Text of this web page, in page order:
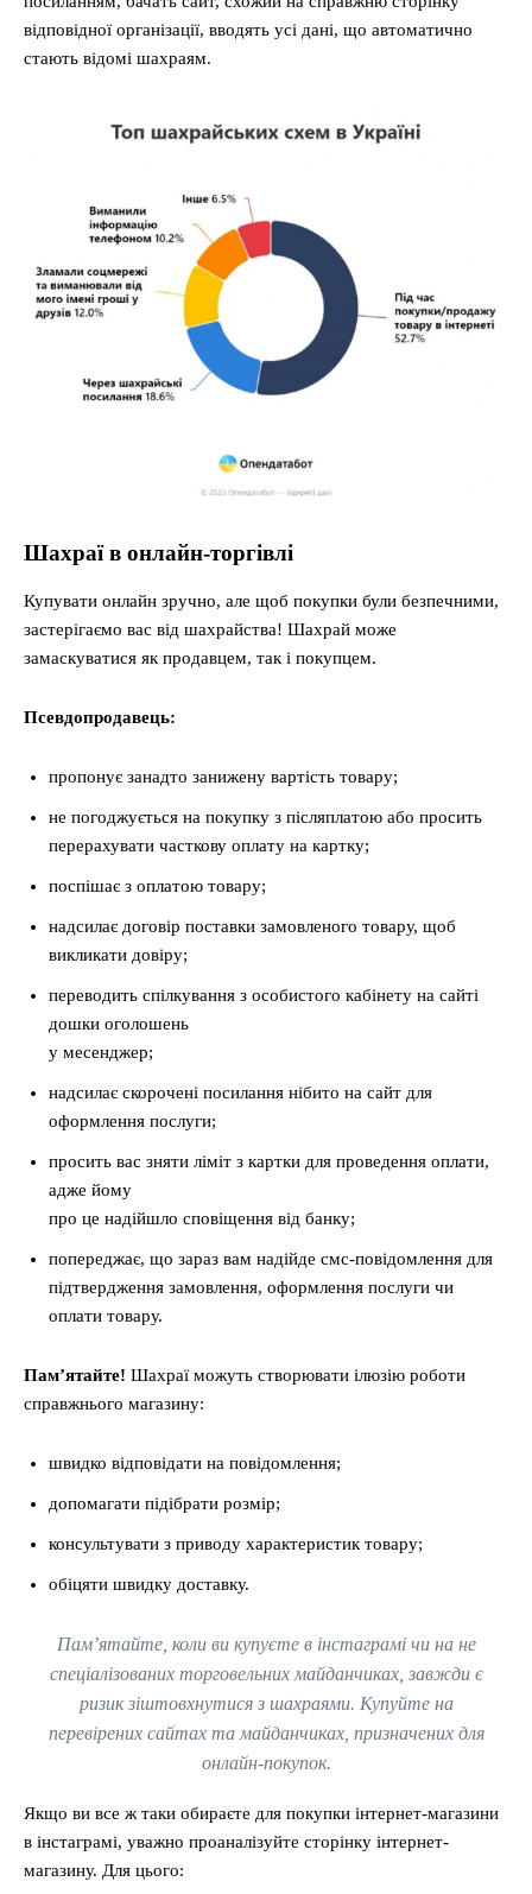
відповідної організації, вводять усі дані, що автоматично
стають відомі шахраям.
Шахраї в онлайн-торгівлі
Купувати онлайн зручно, але щоб покупки були безпечними,
застерігаємо вас від шахрайства! Шахрай може
замаскуватися як продавцем, так і покупцем.
Псевдопродавець:
пропонує занадто занижену вартість товару;
не погоджується на покупку з післяплатою або просить
перерахувати часткову оплату на картку;
поспішає з оплатою товару;
надсилає договір поставки замовленого товару, щоб
викликати довіру;
переводить спілкування з особистого кабінету на сайті
дошки оголошень
у месенджер;
надсилає скорочені посилання нібито на сайт для
оформлення послуги;
просить вас зняти ліміт з картки для проведення оплати,
адже йому
про це надійшло сповіщення від банку;
попереджає, що зараз вам надійде смс-повідомлення для
підтвердження замовлення, оформлення послуги чи
оплати товару.
Пам’ятайте! Шахраї можуть створювати ілюзію роботи
справжнього магазину:
швидко відповідати на повідомлення;
допомагати підібрати розмір;
консультувати з приводу характеристик товару;
обіцяти швидку доставку.
Пам’ятайте, коли ви купуєте в інстаграмі чи на не
спеціалізованих торговельних майданчиках, завжди є
ризик зіштовхнутися з шахраями. Купуйте на
перевірених сайтах та майданчиках, призначених для
онлайн-покупок.
Якщо ви все ж таки обираєте для покупки інтернет-магазини
в інстаграмі, уважно проаналізуйте сторінку інтернет-
магазину. Для цього: